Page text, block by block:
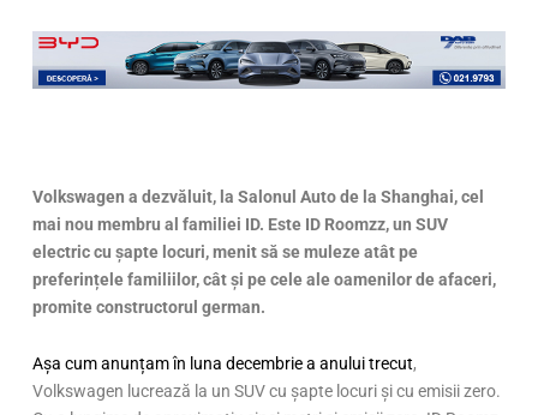
Volkswagen a dezvăluit, la Salonul Auto de la Shanghai, cel
mai nou membru al familiei ID. Este ID Roomzz, un SUV
electric cu șapte locuri, menit să se muleze atât pe
preferințele familiilor, cât și pe cele ale oamenilor de afaceri,
promite constructorul german.
Așa cum anunțam în luna decembrie a anului trecut,
Volkswagen lucrează la un SUV cu șapte locuri și cu emisii zero.